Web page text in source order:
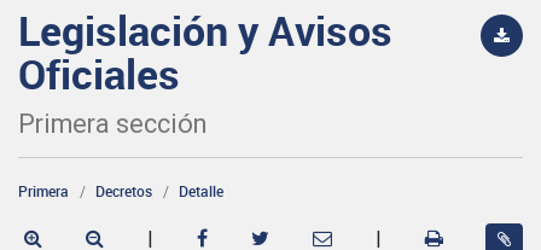
Legislación y Avisos
Oficiales
Primera sección
Primera Decretos Detalle
| |